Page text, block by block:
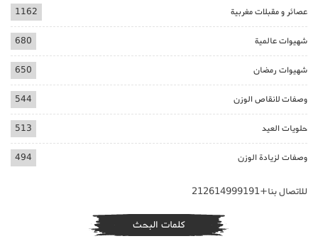
عصائر و مقبلات مغربية 1162
شهيوات عالمية 680
شهيوات رمضان 650
وصفات لانقاص الوزن 544
حلويات العيد 513
وصفات لزيادة الوزن 494
للاتصال بنا+212614999191
كلمات البحث